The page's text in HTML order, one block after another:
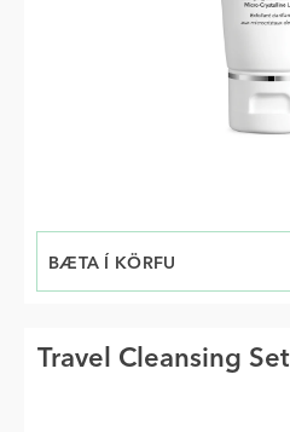
BÆTA Í KÖRFU
VERÐ
Travel Cleansing Set